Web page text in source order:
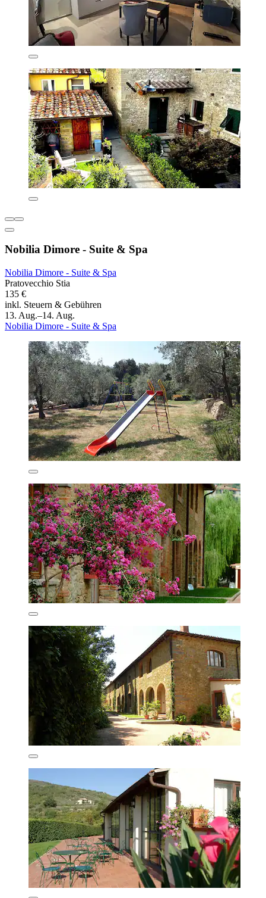
Nobilia Dimore - Suite & Spa
Nobilia Dimore - Suite & Spa
Pratovecchio Stia
135 €
inkl. Steuern & Gebühren
13. Aug.–14. Aug.
Nobilia Dimore - Suite & Spa